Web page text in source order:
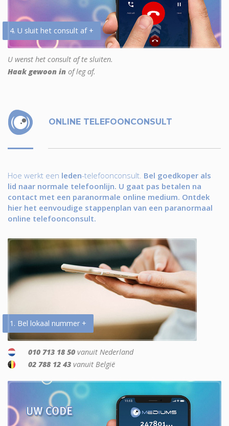
4. U sluit het consult af +
U wenst het consult af te sluiten.
Haak gewoon in of leg af.
ONLINE TELEFOONCONSULT
Hoe werkt een leden-telefoonconsult. Bel goedkoper als
lid naar normale telefoonlijn. U gaat pas betalen na
contact met een paranormale online medium. Ontdek
hier het eenvoudige stappenplan van een paranormaal
online telefoonconsult.
1. Bel lokaal nummer +
010 713 18 50 vanuit Nederland
02 788 12 43 vanuit België